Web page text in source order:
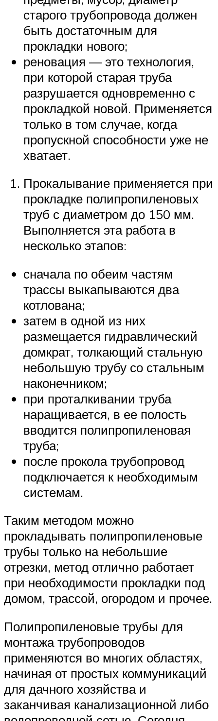
старого трубопровода должен
быть достаточным для
прокладки нового;
реновация — это технология,
при которой старая труба
разрушается одновременно с
прокладкой новой. Применяется
только в том случае, когда
пропускной способности уже не
хватает.
Прокалывание применяется при
прокладке полипропиленовых
труб с диаметром до 150 мм.
Выполняется эта работа в
несколько этапов:
сначала по обеим частям
трассы выкапываются два
котлована;
затем в одной из них
размещается гидравлический
домкрат, толкающий стальную
небольшую трубу со стальным
наконечником;
при проталкивании труба
наращивается, в ее полость
вводится полипропиленовая
труба;
после прокола трубопровод
подключается к необходимым
системам.
Таким методом можно
прокладывать полипропиленовые
трубы только на небольшие
отрезки, метод отлично работает
при необходимости прокладки под
домом, трассой, огородом и прочее.
Полипропиленовые трубы для
монтажа трубопроводов
применяются во многих областях,
начиная от простых коммуникаций
для дачного хозяйства и
заканчивая канализационной либо